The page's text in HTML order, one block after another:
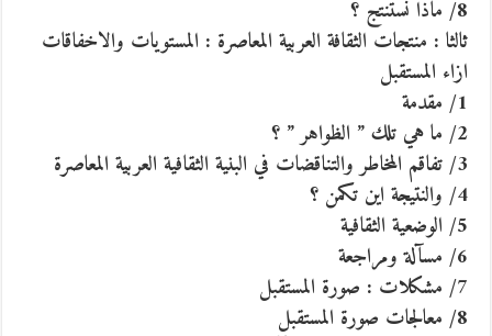
8/ ماذا نستنتج ؟
ثالثا : منتجات الثقافة العربية المعاصرة : المستويات والاخفاقات
ازاء المستقبل
1/ مقدمة
2/ ما هي تلك ” الظواهر ” ؟
3/ تفاقم المخاطر والتناقضات في البنية الثقافية العربية المعاصرة
4/ والنتيجة اين تكمن ؟
5/ الوضعية الثقافية
6/ مسآلة ومراجعة
7/ مشكلات : صورة المستقبل
8/ معالجات صورة المستقبل